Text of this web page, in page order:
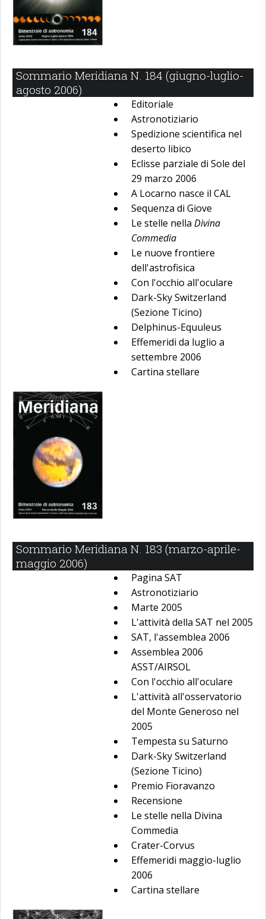
Sommario Meridiana N. 184 (giugno-luglio-
agosto 2006)
Editoriale
Astronotiziario
Spedizione scientifica nel
deserto libico
Eclisse parziale di Sole del
29 marzo 2006
A Locarno nasce il CAL
Sequenza di Giove
Le stelle nella Divina
Commedia
Le nuove frontiere
dell'astrofisica
Con l'occhio all'oculare
Dark-Sky Switzerland
(Sezione Ticino)
Delphinus-Equuleus
Effemeridi da luglio a
settembre 2006
Cartina stellare
Sommario Meridiana N. 183 (marzo-aprile-
maggio 2006)
Pagina SAT
Astronotiziario
Marte 2005
L'attività della SAT nel 2005
SAT, l'assemblea 2006
Assemblea 2006
ASST/AIRSOL
Con l'occhio all'oculare
L'attività all'osservatorio
del Monte Generoso nel
2005
Tempesta su Saturno
Dark-Sky Switzerland
(Sezione Ticino)
Premio Fioravanzo
Recensione
Le stelle nella Divina
Commedia
Crater-Corvus
Effemeridi maggio-luglio
2006
Cartina stellare